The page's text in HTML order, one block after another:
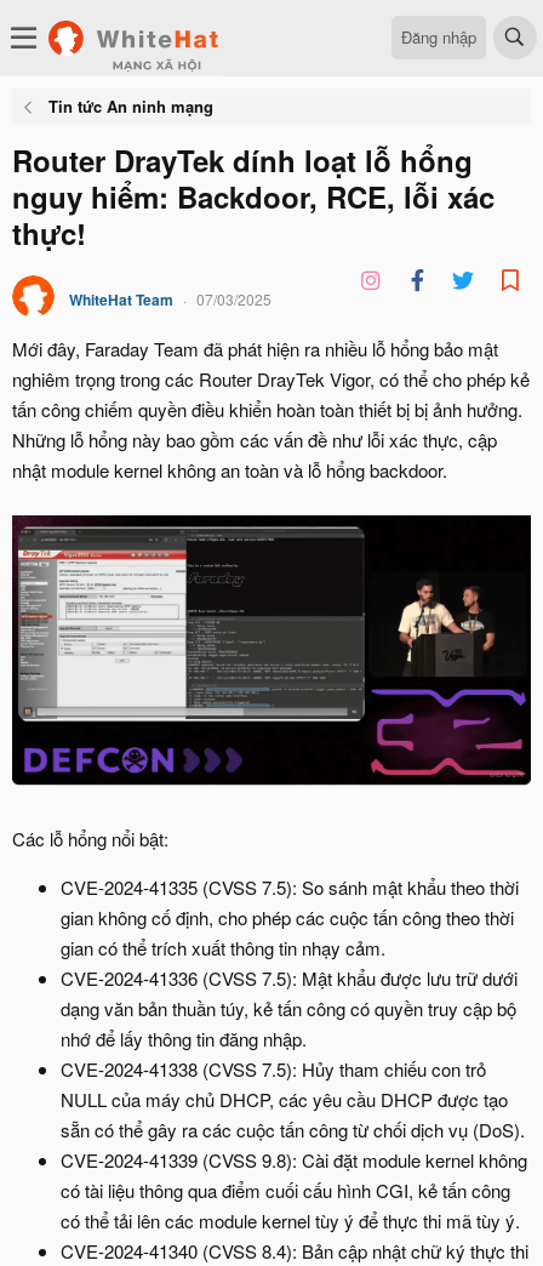
Đăng nhập
Tin tức An ninh mạng
Router DrayTek dính loạt lỗ hổng
nguy hiểm: Backdoor, RCE, lỗi xác
thực!
WhiteHat Team 07/03/2025
Mới đây, Faraday Team đã phát hiện ra nhiều lỗ hổng bảo mật
nghiêm trọng trong các Router DrayTek Vigor, có thể cho phép kẻ
tấn công chiếm quyền điều khiển hoàn toàn thiết bị bị ảnh hưởng.
Những lỗ hổng này bao gồm các vấn đề như lỗi xác thực, cập
nhật module kernel không an toàn và lỗ hổng backdoor.
Các lỗ hổng nổi bật:
CVE-2024-41335 (CVSS 7.5): So sánh mật khẩu theo thời
gian không cố định, cho phép các cuộc tấn công theo thời
gian có thể trích xuất thông tin nhạy cảm.
CVE-2024-41336 (CVSS 7.5): Mật khẩu được lưu trữ dưới
dạng văn bản thuần túy, kẻ tấn công có quyền truy cập bộ
nhớ để lấy thông tin đăng nhập.
CVE-2024-41338 (CVSS 7.5): Hủy tham chiếu con trỏ
NULL của máy chủ DHCP, các yêu cầu DHCP được tạo
sẵn có thể gây ra các cuộc tấn công từ chối dịch vụ (DoS).
CVE-2024-41339 (CVSS 9.8): Cài đặt module kernel không
có tài liệu thông qua điểm cuối cấu hình CGI, kẻ tấn công
có thể tải lên các module kernel tùy ý để thực thi mã tùy ý.
CVE-2024-41340 (CVSS 8.4): Bản cập nhật chữ ký thực thi